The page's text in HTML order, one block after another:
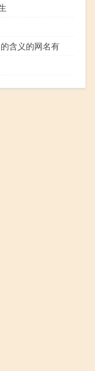
含义的网名有